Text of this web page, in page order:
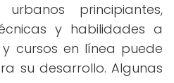
principiantes,
y habilidades a
cursos en línea puede
su desarrollo. Algunas